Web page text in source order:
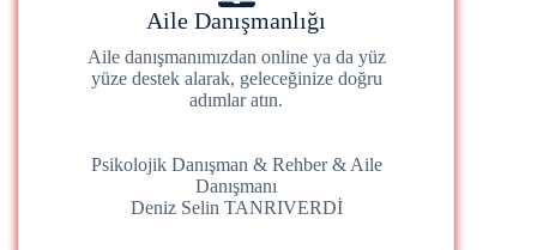
Aile Danışmanlığı
Aile danışmanımızdan online ya da yüz
yüze destek alarak, geleceğinize doğru
adımlar atın.
Psikolojik Danışman & Rehber & Aile
Danışmanı
Deniz Selin TANRIVERDİ